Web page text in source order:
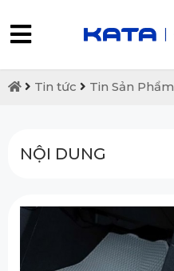
Tin tức Tin Sản Phẩm
NỘI DUNG